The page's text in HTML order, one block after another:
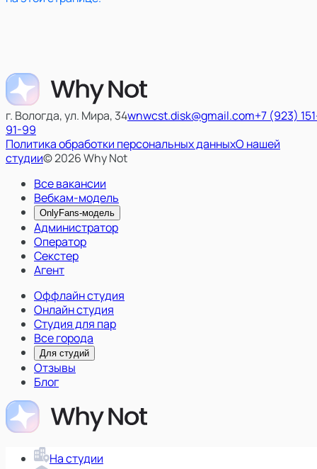
г. Вологда, ул. Мира, 34wnwcst.disk@gmail.com+7 (923)
91-99
Политика обработки персональных данныхО нашей
студии© 2026 Why Not
Все вакансии
Вебкам-модель
OnlyFans-модель
Администратор
Оператор
Секстер
Агент
Оффлайн студия
Онлайн студия
Студия для пар
Все города
Для студий
Отзывы
Блог
На студии